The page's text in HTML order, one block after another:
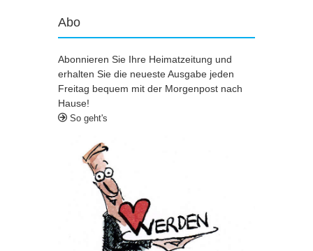
Abo
Abonnieren Sie Ihre Heimatzeitung und
erhalten Sie die neueste Ausgabe jeden
Freitag bequem mit der Morgenpost nach
Hause!
So geht's